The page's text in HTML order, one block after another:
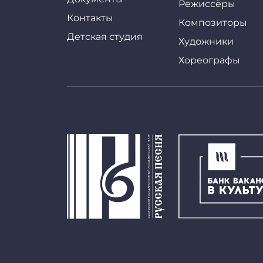
Контакты
Детская студия
Режиссёры
Композиторы
Художники
Хореографы